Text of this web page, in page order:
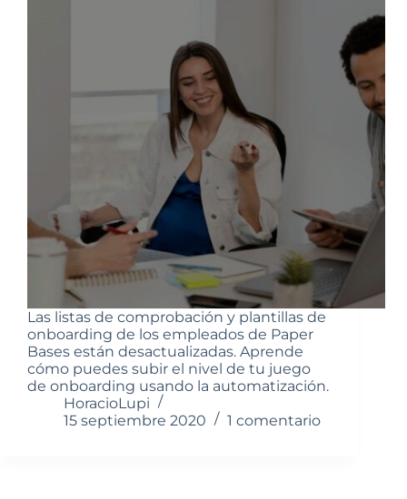
Las listas de comprobación y plantillas de
onboarding de los empleados de Paper
Bases están desactualizadas. Aprende
cómo puedes subir el nivel de tu juego
de onboarding usando la automatización.
HoracioLupi
15 septiembre 2020
1 comentario